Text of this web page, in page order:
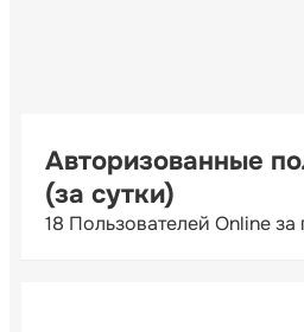
Авторизованные
(за сутки)
18 Пользователей Online